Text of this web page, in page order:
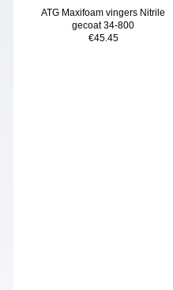
ATG Maxifoam vingers Nitrile
gecoat 34-800
€45.45